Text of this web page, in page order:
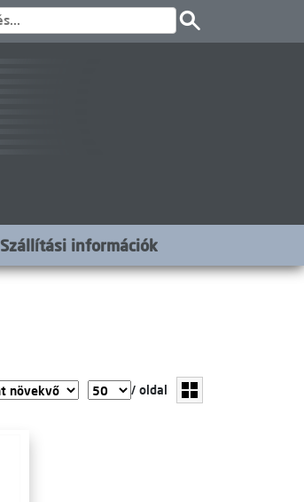
Szállítási információk
/ oldal